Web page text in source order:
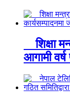
शिक्षा
आगामी